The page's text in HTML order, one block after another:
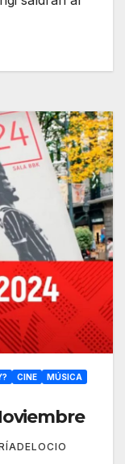
CINE
MÚSICA